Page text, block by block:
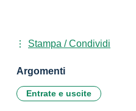
Stampa / Condividi
Argomenti
Entrate e uscite